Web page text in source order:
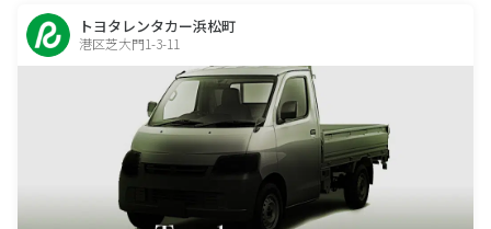
トヨタレンタカー浜松町
港区芝大門1-3-11